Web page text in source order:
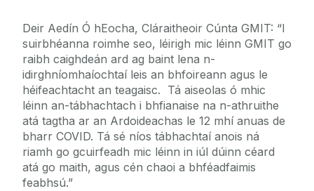
Deir Aedín Ó hEocha, Cláraitheoir Cúnta GMIT: “I
suirbhéanna roimhe seo, léirigh mic léinn GMIT go
raibh caighdeán ard ag baint lena n-
idirghníomhaíochtaí leis an bhfoireann agus le
héifeachtacht an teagaisc. Tá aiseolas ó mhic
léinn an-tábhachtach i bhfianaise na n-athruithe
atá tagtha ar an Ardoideachas le 12 mhí anuas de
bharr COVID. Tá sé níos tábhachtaí anois ná
riamh go gcuirfeadh mic léinn in iúl dúinn céard
atá go maith, agus cén chaoi a bhféadfaimis
feabhsú.”